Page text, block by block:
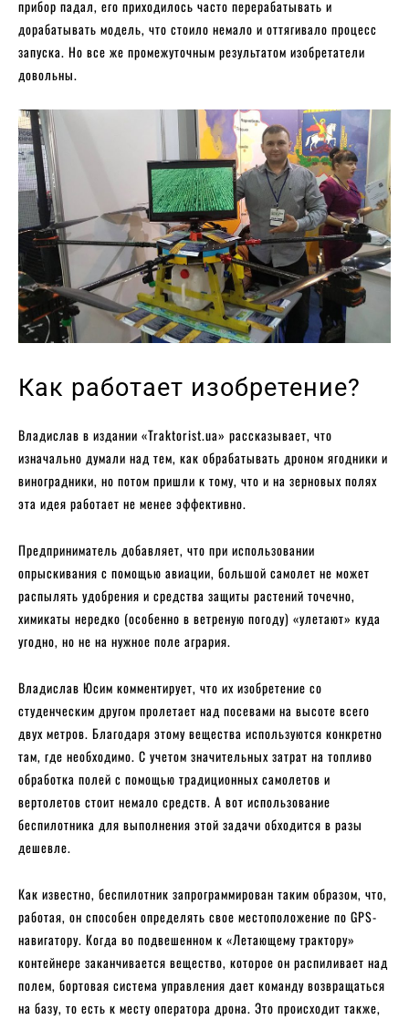
прибор падал, его приходилось часто перерабатывать и
дорабатывать модель, что стоило немало и оттягивало процесс
запуска. Но все же промежуточным результатом изобретатели
довольны.
Как работает изобретение?
Владислав в издании «Traktorist.ua» рассказывает, что
изначально думали над тем, как обрабатывать дроном ягодники и
виноградники, но потом пришли к тому, что и на зерновых полях
эта идея работает не менее эффективно.
Предприниматель добавляет, что при использовании
опрыскивания с помощью авиации, большой самолет не может
распылять удобрения и средства защиты растений точечно,
химикаты нередко (особенно в ветреную погоду) «улетают» куда
угодно, но не на нужное поле агрария.
Владислав Юсим комментирует, что их изобретение со
студенческим другом пролетает над посевами на высоте всего
двух метров. Благодаря этому вещества используются конкретно
там, где необходимо. С учетом значительных затрат на топливо
обработка полей с помощью традиционных самолетов и
вертолетов стоит немало средств. А вот использование
беспилотника для выполнения этой задачи обходится в разы
дешевле.
Как известно, беспилотник запрограммирован таким образом, что,
работая, он способен определять свое местоположение по GPS-
навигатору. Когда во подвешенном к «Летающему трактору»
контейнере заканчивается вещество, которое он распиливает над
полем, бортовая система управления дает команду возвращаться
на базу, то есть к месту оператора дрона. Это происходит также,